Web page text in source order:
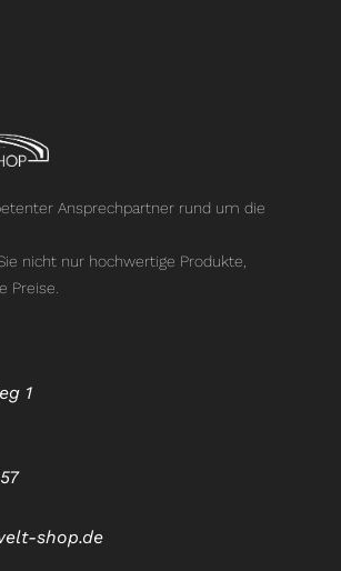
Ansprechpartner rund um die
nicht nur hochwertige Produkte,
Preise.
1
shop.de